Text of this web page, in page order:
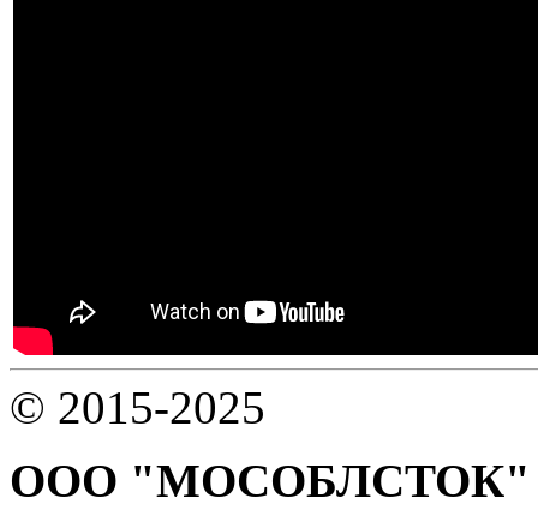
© 2015-2025
ООО "МОСОБЛСТОК"